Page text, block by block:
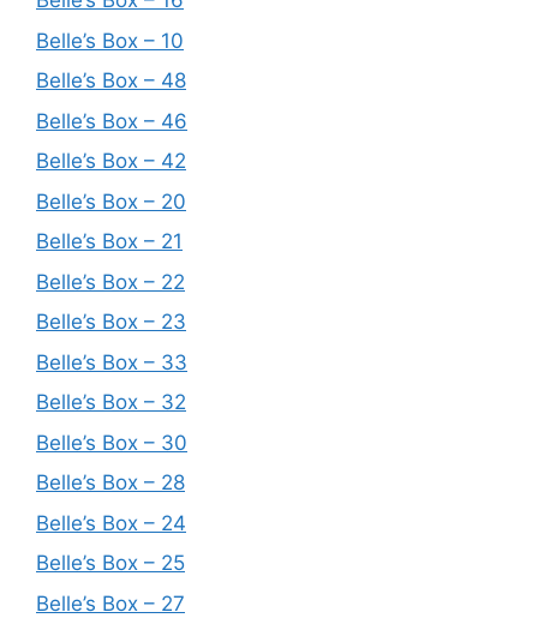
Belle’s Box – 10
Belle’s Box – 48
Belle’s Box – 46
Belle’s Box – 42
Belle’s Box – 20
Belle’s Box – 21
Belle’s Box – 22
Belle’s Box – 23
Belle’s Box – 33
Belle’s Box – 32
Belle’s Box – 30
Belle’s Box – 28
Belle’s Box – 24
Belle’s Box – 25
Belle’s Box – 27